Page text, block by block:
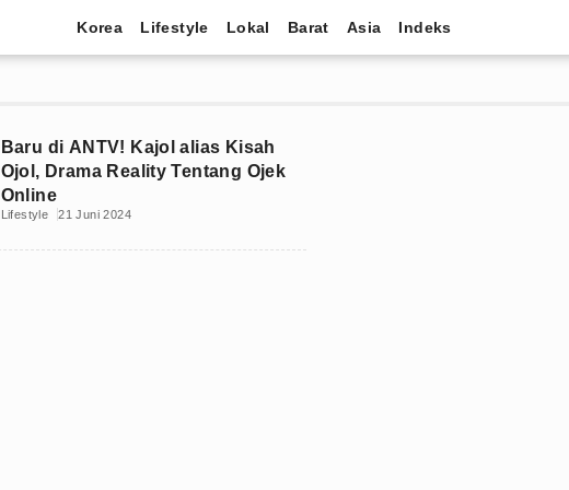
Korea Lifestyle Lokal Barat Asia Indeks
Baru di ANTV! Kajol alias Kisah
Ojol, Drama Reality Tentang Ojek
Online
Lifestyle 21 Juni 2024